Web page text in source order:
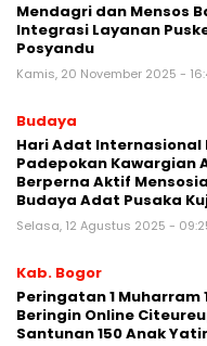
Mendagri dan Mensos
Integrasi Layanan
Posyandu
Kamis, 20 November 2025 -
Budaya
Hari Adat Internasional
Padepokan Kawargian
Berperna Aktif
Budaya Adat Pusaka
Selasa, 12 Agustus 2025 -
Kab. Bogor
Peringatan 1 Muharram
Beringin Online
Santunan 150 Anak